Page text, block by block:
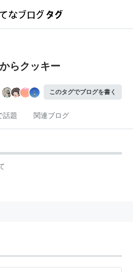
らクッキー
このタグでブログを書く
話題 関連ブログ